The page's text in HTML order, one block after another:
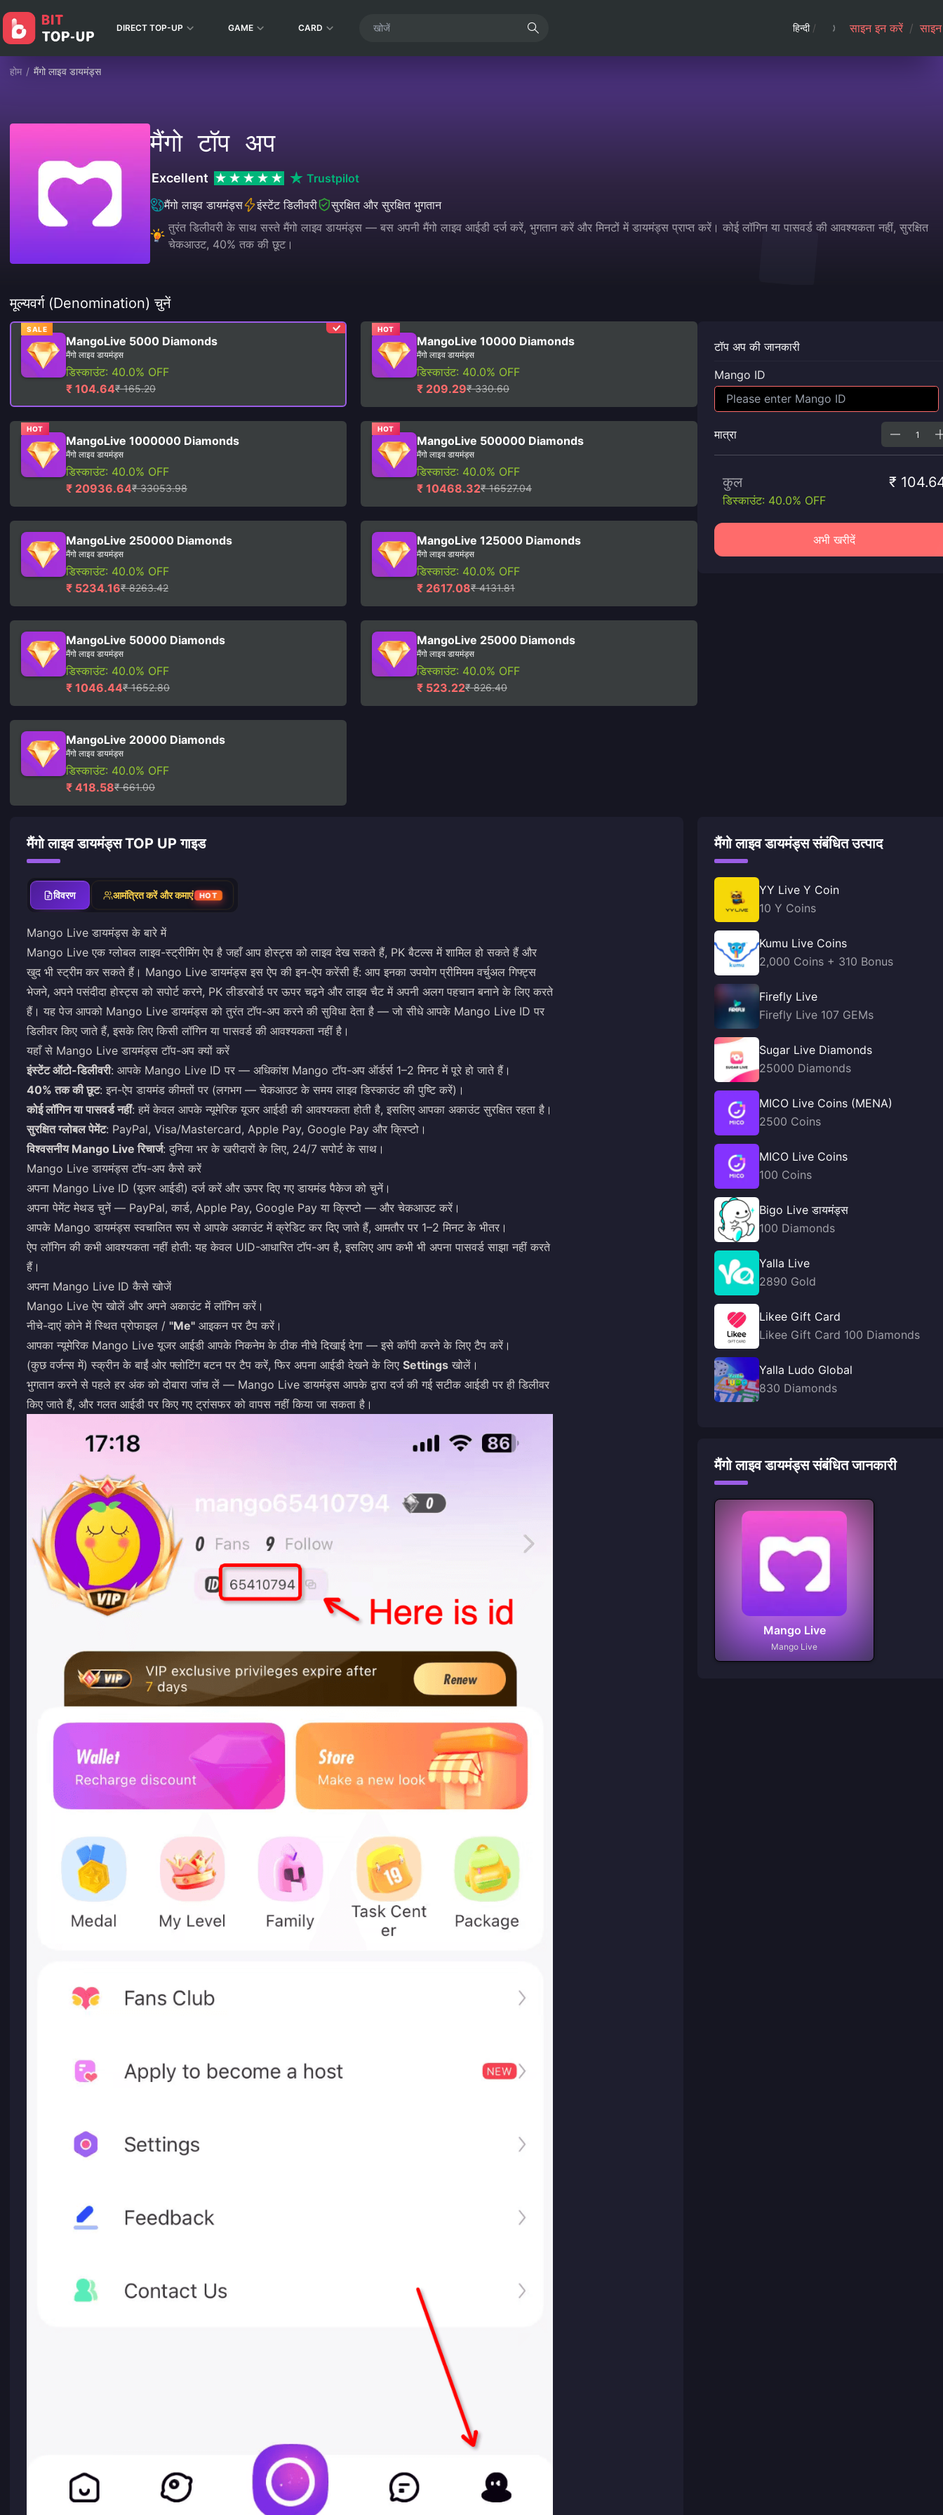
DIRECT TOP-UP GAME CARD हिन्दी / साइन इन करें /
होम / मैंगो लाइव डायमंड्स
मैंगो टॉप अप
Excellent
Trustpilot
मैंगो लाइव डायमंड्स
इंस्टेंट डिलीवरी
सुरक्षित और सुरक्षित भुगतान
तुरंत डिलीवरी के साथ सस्ते मैंगो लाइव डायमंड्स — बस अपनी मैंगो लाइव आईडी दर्ज करें, भुगतान करें और मिनटों में डायमंड्स प्राप्त करें। कोई लॉगिन या पासवर्ड की आवश्यकता नहीं, सुरक्षित
चेकआउट, 40% तक की छूट।
मूल्यवर्ग (Denomination) चुनें
SALE
MangoLive 5000 Diamonds
मैंगो लाइव डायमंड्स
डिस्काउंट: 40.0% OFF
₹ 104.64₹ 165.20
HOT
MangoLive 10000 Diamonds
मैंगो लाइव डायमंड्स
डिस्काउंट: 40.0% OFF
₹ 209.29₹ 330.60
HOT
MangoLive 1000000 Diamonds
मैंगो लाइव डायमंड्स
डिस्काउंट: 40.0% OFF
₹ 20936.64₹ 33053.98
HOT
MangoLive 500000 Diamonds
मैंगो लाइव डायमंड्स
डिस्काउंट: 40.0% OFF
₹ 10468.32₹ 16527.04
MangoLive 250000 Diamonds
मैंगो लाइव डायमंड्स
डिस्काउंट: 40.0% OFF
₹ 5234.16₹ 8263.42
MangoLive 125000 Diamonds
मैंगो लाइव डायमंड्स
डिस्काउंट: 40.0% OFF
₹ 2617.08₹ 4131.81
MangoLive 50000 Diamonds
मैंगो लाइव डायमंड्स
डिस्काउंट: 40.0% OFF
₹ 1046.44₹ 1652.80
MangoLive 25000 Diamonds
मैंगो लाइव डायमंड्स
डिस्काउंट: 40.0% OFF
₹ 523.22₹ 826.40
MangoLive 20000 Diamonds
मैंगो लाइव डायमंड्स
डिस्काउंट: 40.0% OFF
₹ 418.58₹ 661.00
टॉप अप की जानकारी
Mango ID
मात्रा
कुल ₹
डिस्काउंट: 40.0% OFF
अभी खरीदें
मैंगो लाइव डायमंड्स TOP UP गाइड
विवरण आमंत्रित करें और कमाएं HOT
Mango Live डायमंड्स के बारे में
Mango Live एक ग्लोबल लाइव-स्ट्रीमिंग ऐप है जहाँ आप होस्ट्स को लाइव देख सकते हैं, PK बैटल्स में शामिल हो सकते हैं और
खुद भी स्ट्रीम कर सकते हैं। Mango Live डायमंड्स इस ऐप की इन-ऐप करेंसी हैं: आप इनका उपयोग प्रीमियम वर्चुअल गिफ्ट्स
भेजने, अपने पसंदीदा होस्ट्स को सपोर्ट करने, PK लीडरबोर्ड पर ऊपर चढ़ने और लाइव चैट में अपनी अलग पहचान बनाने के लिए करते
हैं। यह पेज आपको Mango Live डायमंड्स को तुरंत टॉप-अप करने की सुविधा देता है — जो सीधे आपके Mango Live ID पर
डिलीवर किए जाते हैं, इसके लिए किसी लॉगिन या पासवर्ड की आवश्यकता नहीं है।
यहाँ से Mango Live डायमंड्स टॉप-अप क्यों करें
इंस्टेंट ऑटो-डिलीवरी: आपके Mango Live ID पर — अधिकांश Mango टॉप-अप ऑर्डर्स 1–2 मिनट में पूरे हो जाते हैं।
40% तक की छूट: इन-ऐप डायमंड कीमतों पर (लगभग — चेकआउट के समय लाइव डिस्काउंट की पुष्टि करें)।
कोई लॉगिन या पासवर्ड नहीं: हमें केवल आपके न्यूमेरिक यूजर आईडी की आवश्यकता होती है, इसलिए आपका अकाउंट सुरक्षित रहता है।
सुरक्षित ग्लोबल पेमेंट: PayPal, Visa/Mastercard, Apple Pay, Google Pay और क्रिप्टो।
विश्वसनीय Mango Live रिचार्ज: दुनिया भर के खरीदारों के लिए, 24/7 सपोर्ट के साथ।
Mango Live डायमंड्स टॉप-अप कैसे करें
अपना Mango Live ID (यूजर आईडी) दर्ज करें और ऊपर दिए गए डायमंड पैकेज को चुनें।
अपना पेमेंट मेथड चुनें — PayPal, कार्ड, Apple Pay, Google Pay या क्रिप्टो — और चेकआउट करें।
आपके Mango डायमंड्स स्वचालित रूप से आपके अकाउंट में क्रेडिट कर दिए जाते हैं, आमतौर पर 1–2 मिनट के भीतर।
ऐप लॉगिन की कभी आवश्यकता नहीं होती: यह केवल UID-आधारित टॉप-अप है, इसलिए आप कभी भी अपना पासवर्ड साझा नहीं करते
हैं।
अपना Mango Live ID कैसे खोजें
Mango Live ऐप खोलें और अपने अकाउंट में लॉगिन करें।
नीचे-दाएं कोने में स्थित प्रोफाइल / "Me" आइकन पर टैप करें।
आपका न्यूमेरिक Mango Live यूजर आईडी आपके निकनेम के ठीक नीचे दिखाई देगा — इसे कॉपी करने के लिए टैप करें।
(कुछ वर्जन्स में) स्क्रीन के बाईं ओर फ्लोटिंग बटन पर टैप करें, फिर अपना आईडी देखने के लिए Settings खोलें।
भुगतान करने से पहले हर अंक को दोबारा जांच लें — Mango Live डायमंड्स आपके द्वारा दर्ज की गई सटीक आईडी पर ही डिलीवर
किए जाते हैं, और गलत आईडी पर किए गए ट्रांसफर को वापस नहीं किया जा सकता है।
मैंगो लाइव डायमंड्स संबंधित उत्पाद
YY Live Y Coin
10 Y Coins
Kumu Live Coins
2,000 Coins + 310 Bonus
Firefly Live
Firefly Live 107 GEMs
Sugar Live Diamonds
25000 Diamonds
MICO Live Coins (MENA)
2500 Coins
MICO Live Coins
100 Coins
Bigo Live डायमंड्स
100 Diamonds
Yalla Live
2890 Gold
Likee Gift Card
Likee Gift Card 100 Diamonds
Yalla Ludo Global
830 Diamonds
मैंगो लाइव डायमंड्स संबंधित जानकारी
Mango Live
Mango Live